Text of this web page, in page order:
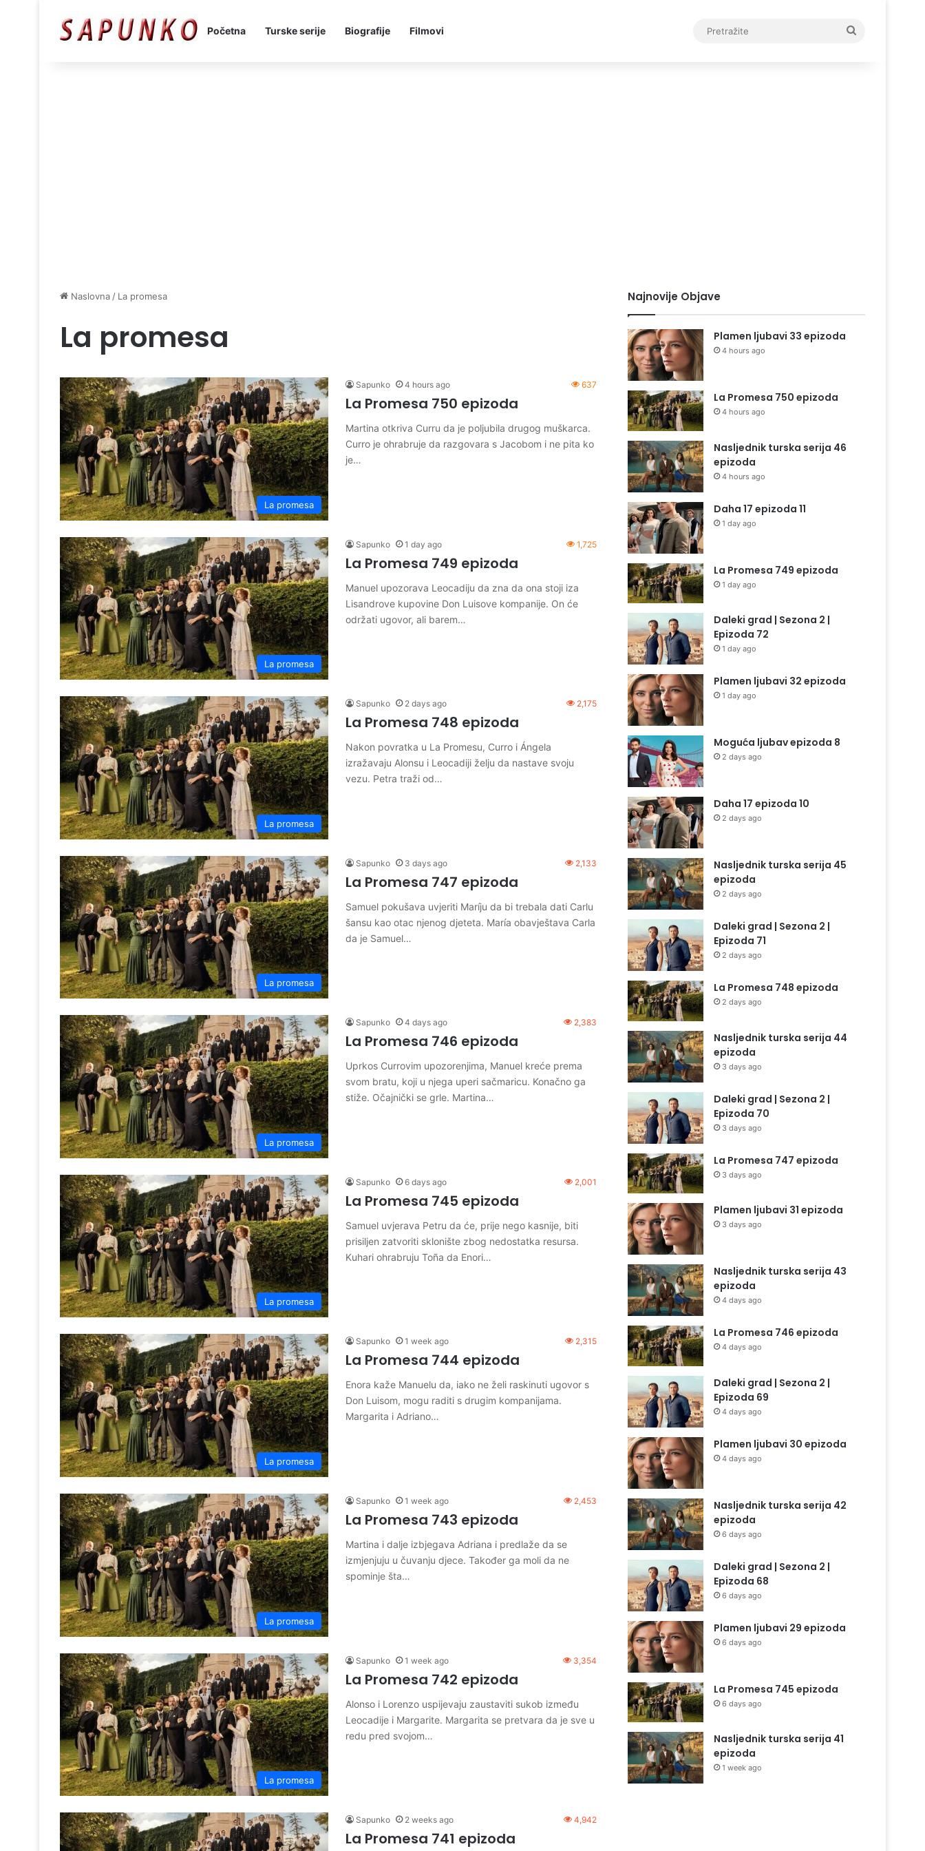
Početna Turske serije Biografije Filmovi
Naslovna / La promesa
La promesa
La promesa
Sapunko 4 hours ago 637
La Promesa 750 epizoda
Martina otkriva Curru da je poljubila drugog muškarca.
Curro je ohrabruje da razgovara s Jacobom i ne pita ko
je…
La promesa
Sapunko 1 day ago 1,725
La Promesa 749 epizoda
Manuel upozorava Leocadiju da zna da ona stoji iza
Lisandrove kupovine Don Luisove kompanije. On će
održati ugovor, ali barem…
La promesa
Sapunko 2 days ago 2,175
La Promesa 748 epizoda
Nakon povratka u La Promesu, Curro i Ángela
izražavaju Alonsu i Leocadiji želju da nastave svoju
vezu. Petra traži od…
La promesa
Sapunko 3 days ago 2,133
La Promesa 747 epizoda
Samuel pokušava uvjeriti Maríju da bi trebala dati Carlu
šansu kao otac njenog djeteta. María obavještava Carla
da je Samuel…
La promesa
Sapunko 4 days ago 2,383
La Promesa 746 epizoda
Uprkos Currovim upozorenjima, Manuel kreće prema
svom bratu, koji u njega uperi sačmaricu. Konačno ga
stiže. Očajnički se grle. Martina…
La promesa
Sapunko 6 days ago 2,001
La Promesa 745 epizoda
Samuel uvjerava Petru da će, prije nego kasnije, biti
prisiljen zatvoriti sklonište zbog nedostatka resursa.
Kuhari ohrabruju Toña da Enori…
La promesa
Sapunko 1 week ago 2,315
La Promesa 744 epizoda
Enora kaže Manuelu da, iako ne želi raskinuti ugovor s
Don Luisom, mogu raditi s drugim kompanijama.
Margarita i Adriano…
La promesa
Sapunko 1 week ago 2,453
La Promesa 743 epizoda
Martina i dalje izbjegava Adriana i predlaže da se
izmjenjuju u čuvanju djece. Također ga moli da ne
spominje šta…
La promesa
Sapunko 1 week ago 3,354
La Promesa 742 epizoda
Alonso i Lorenzo uspijevaju zaustaviti sukob između
Leocadije i Margarite. Margarita se pretvara da je sve u
redu pred svojom…
Sapunko 2 weeks ago 4,942
La Promesa 741 epizoda
Najnovije Objave
Plamen ljubavi 33 epizoda
4 hours ago
La Promesa 750 epizoda
4 hours ago
Nasljednik turska serija 46
epizoda
4 hours ago
Daha 17 epizoda 11
1 day ago
La Promesa 749 epizoda
1 day ago
Daleki grad | Sezona 2 |
Epizoda 72
1 day ago
Plamen ljubavi 32 epizoda
1 day ago
Moguća ljubav epizoda 8
2 days ago
Daha 17 epizoda 10
2 days ago
Nasljednik turska serija 45
epizoda
2 days ago
Daleki grad | Sezona 2 |
Epizoda 71
2 days ago
La Promesa 748 epizoda
2 days ago
Nasljednik turska serija 44
epizoda
3 days ago
Daleki grad | Sezona 2 |
Epizoda 70
3 days ago
La Promesa 747 epizoda
3 days ago
Plamen ljubavi 31 epizoda
3 days ago
Nasljednik turska serija 43
epizoda
4 days ago
La Promesa 746 epizoda
4 days ago
Daleki grad | Sezona 2 |
Epizoda 69
4 days ago
Plamen ljubavi 30 epizoda
4 days ago
Nasljednik turska serija 42
epizoda
6 days ago
Daleki grad | Sezona 2 |
Epizoda 68
6 days ago
Plamen ljubavi 29 epizoda
6 days ago
La Promesa 745 epizoda
6 days ago
Nasljednik turska serija 41
epizoda
1 week ago